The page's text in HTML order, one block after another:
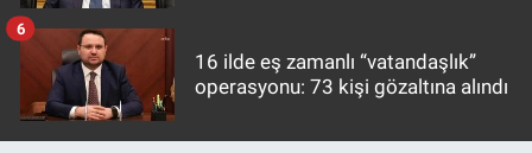
16 ilde eş zamanlı “vatandaşlık”
operasyonu: 73 kişi gözaltına alındı
6